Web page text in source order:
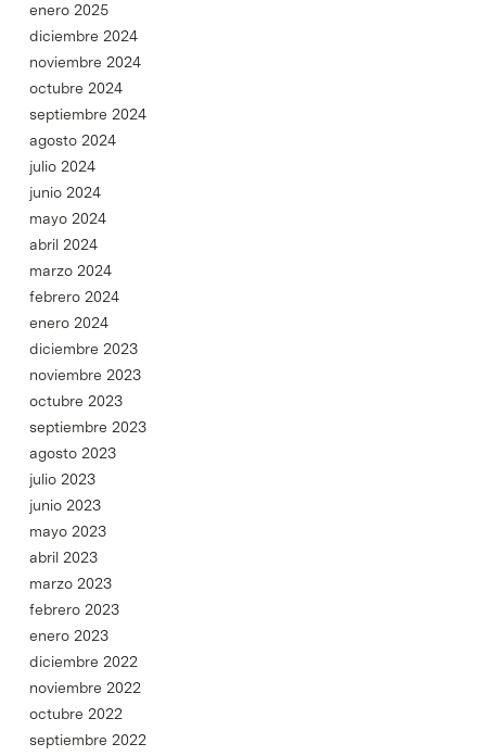
enero 2025
diciembre 2024
noviembre 2024
octubre 2024
septiembre 2024
agosto 2024
julio 2024
junio 2024
mayo 2024
abril 2024
marzo 2024
febrero 2024
enero 2024
diciembre 2023
noviembre 2023
octubre 2023
septiembre 2023
agosto 2023
julio 2023
junio 2023
mayo 2023
abril 2023
marzo 2023
febrero 2023
enero 2023
diciembre 2022
noviembre 2022
octubre 2022
septiembre 2022